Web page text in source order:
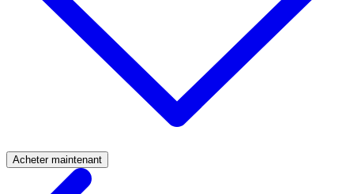
Acheter maintenant